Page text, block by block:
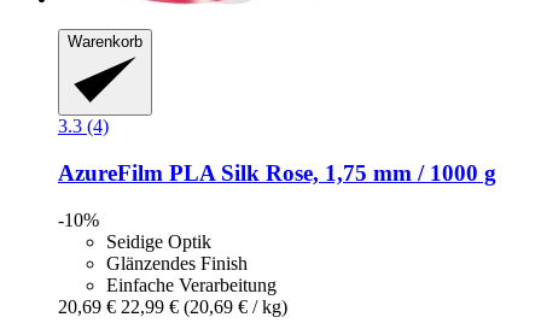
Warenkorb
3.3 (4)
AzureFilm PLA Silk Rose, 1,75 mm / 1000 g
-10%
Seidige Optik
Glänzendes Finish
Einfache Verarbeitung
20,69 € 22,99 € (20,69 € / kg)